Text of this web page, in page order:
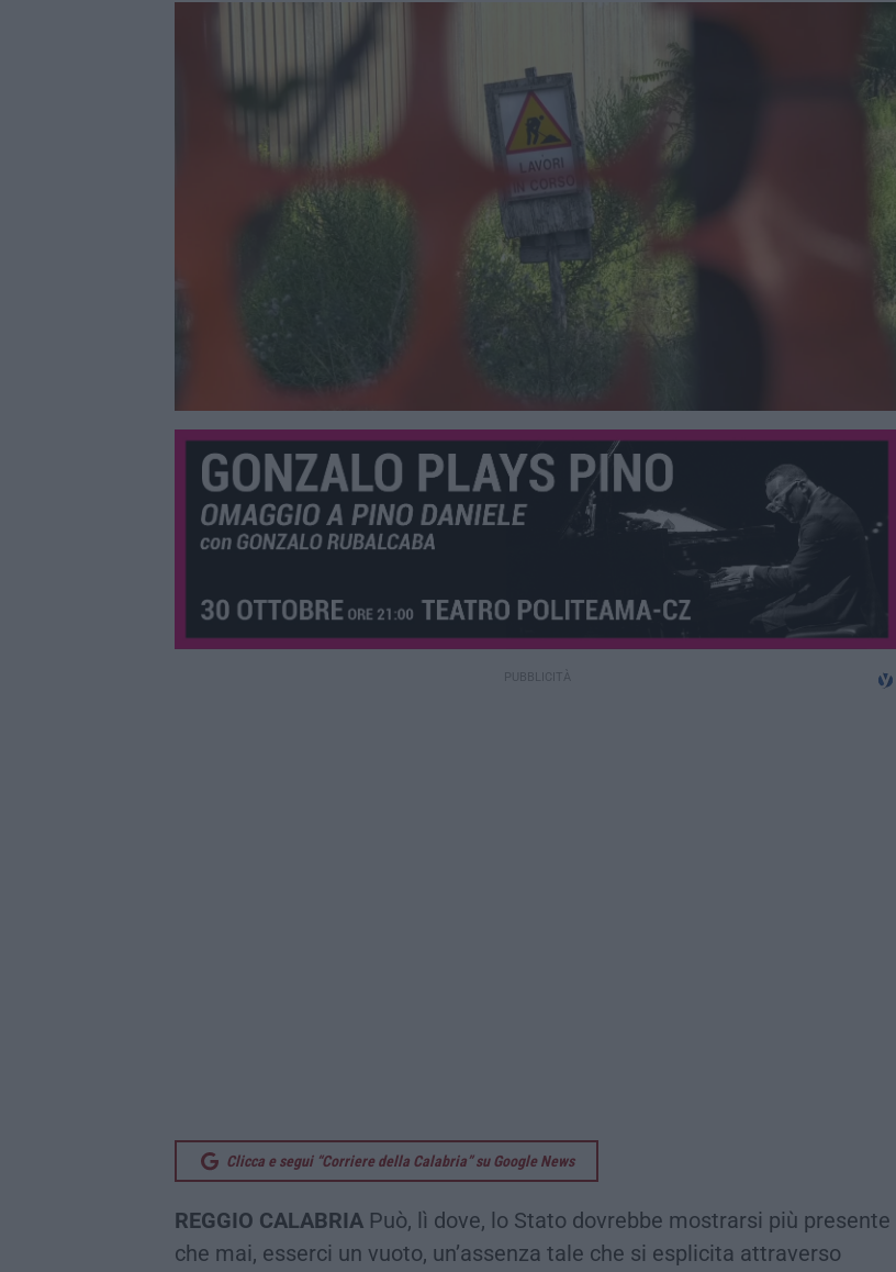
Clicca e segui “Corriere della Calabria” su Google News
REGGIO CALABRIA Può, lì dove, lo Stato dovrebbe mostrarsi più presente
che mai, esserci un vuoto, un’assenza tale che si esplicita attraverso